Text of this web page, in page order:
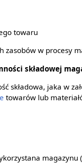
towaru
zasobów w procesy
składowej
składowa, jaka w
towarów lub
magazynu